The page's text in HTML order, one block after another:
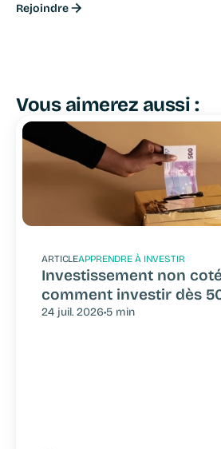
Rejoindre
Vous aimerez aussi :
ARTICLEAPPRENDRE À INVESTIR
Investissement non
comment investir dès
24 juil. 2026•5 min